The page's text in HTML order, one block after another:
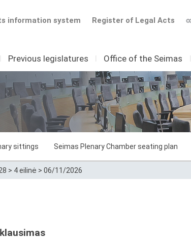
Register of Legal Acts
information system
I Previous legislatures I Office of the Seimas I
sittings Seimas Plenary Chamber seating plan
> 4 eilinė > 06/11/2026